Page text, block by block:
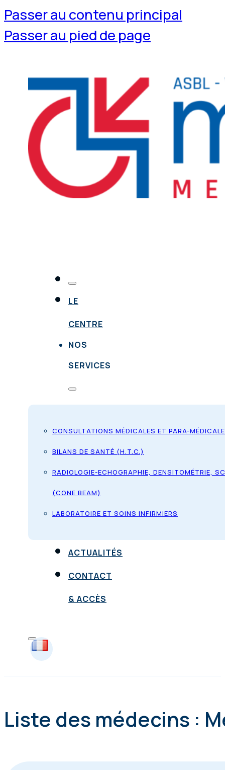
Passer au contenu principal
Passer au pied de page
LE
CENTRE
NOS
SERVICES
CONSULTATIONS MÉDICALES ET PARA-
BILANS DE SANTÉ (H.T.C.)
RADIOLOGIE-ECHOGRAPHIE, DENSITOMÉTRIE,
(CONE BEAM)
LABORATOIRE ET SOINS INFIRMIERS
ACTUALITÉS
CONTACT
& ACCÈS
Liste des médecins :